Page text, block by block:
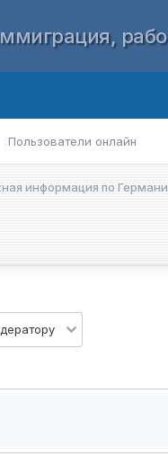
Пользователи онлайн
информация по